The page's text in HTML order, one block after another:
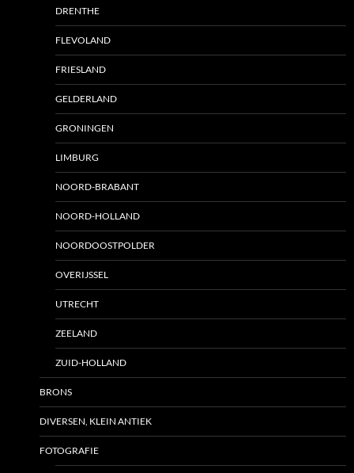
DRENTHE
FLEVOLAND
FRIESLAND
GELDERLAND
GRONINGEN
LIMBURG
NOORD-BRABANT
NOORD-HOLLAND
NOORDOOSTPOLDER
OVERIJSSEL
UTRECHT
ZEELAND
ZUID-HOLLAND
BRONS
DIVERSEN, KLEIN ANTIEK
FOTOGRAFIE